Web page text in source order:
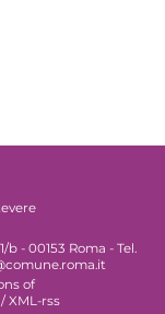
- 00153 Roma - Tel.
of
/XML-rss